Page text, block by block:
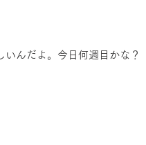
いんだよ。今日何週目かな？